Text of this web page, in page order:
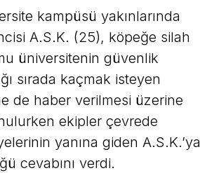
kampüsü yakınlarında
A.S.K. (25), köpeğe silah
üniversitenin güvenlik
sırada kaçmak isteyen
de haber verilmesi üzerine
ekipler çevrede
yanına giden A.S.K.’ya
cevabını verdi.